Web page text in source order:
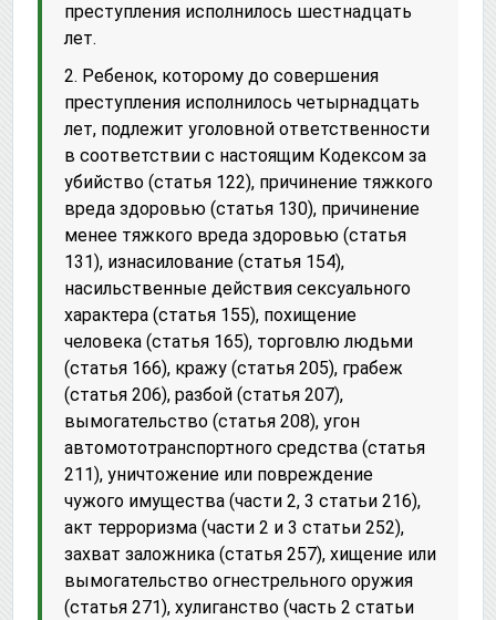
преступления исполнилось шестнадцать
лет.
2. Ребенок, которому до совершения
преступления исполнилось четырнадцать
лет, подлежит уголовной ответственности
в соответствии с настоящим Кодексом за
убийство (статья 122), причинение тяжкого
вреда здоровью (статья 130), причинение
менее тяжкого вреда здоровью (статья
131), изнасилование (статья 154),
насильственные действия сексуального
характера (статья 155), похищение
человека (статья 165), торговлю людьми
(статья 166), кражу (статья 205), грабеж
(статья 206), разбой (статья 207),
вымогательство (статья 208), угон
автомототранспортного средства (статья
211), уничтожение или повреждение
чужого имущества (части 2, 3 статьи 216),
акт терроризма (части 2 и 3 статьи 252),
захват заложника (статья 257), хищение или
вымогательство огнестрельного оружия
(статья 271), хулиганство (часть 2 статьи